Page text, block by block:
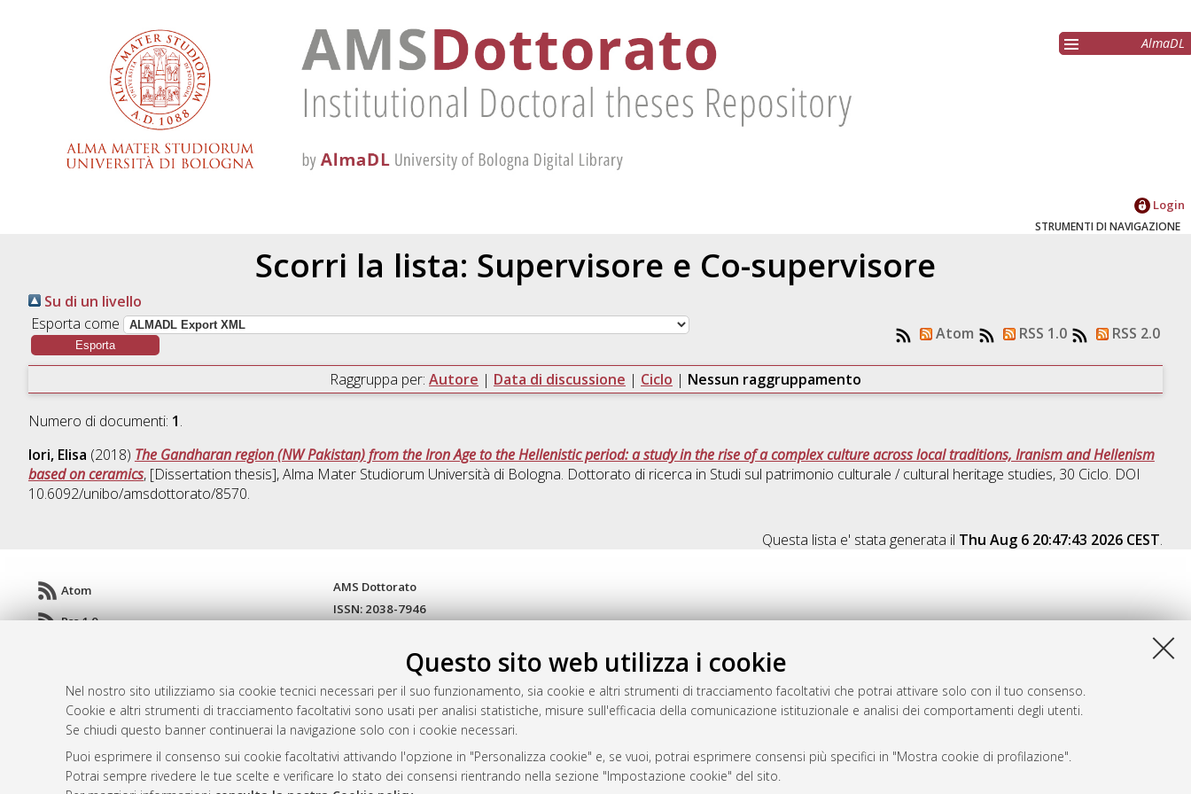
Questo sito web utilizza i cookie
Nel nostro sito utilizziamo sia cookie tecnici necessari per il suo funzionamento, sia cookie e altri strumenti di tracciamento facoltativi che potrai attivare solo con il tuo consenso.
Cookie e altri strumenti di tracciamento facoltativi sono usati per analisi statistiche, misure sull'efficacia della comunicazione istituzionale e analisi dei comportamenti degli utenti.
Se chiudi questo banner continuerai la navigazione solo con i cookie necessari.
Puoi esprimere il consenso sui cookie facoltativi attivando l'opzione in "Personalizza cookie" e, se vuoi, potrai esprimere consensi più specifici in "Mostra cookie di profilazione".
Potrai sempre rivedere le tue scelte e verificare lo stato dei consensi rientrando nella sezione "Impostazione cookie" del sito.
AlmaDL
Login
STRUMENTI DI NAVIGAZIONE
Scorri la lista: Supervisore e Co-supervisore
Su di un livello
Esporta come
Atom RSS 1.0 RSS 2.0
Raggruppa per: Autore | Data di discussione | Ciclo | Nessun raggruppamento
Numero di documenti: 1.
Iori, Elisa (2018) The Gandharan region (NW Pakistan) from the Iron Age to the Hellenistic period: a study in the rise of a complex culture across local traditions, Iranism and Hellenism
based on ceramics, [Dissertation thesis], Alma Mater Studiorum Università di Bologna. Dottorato di ricerca in Studi sul patrimonio culturale / cultural heritage studies, 30 Ciclo. DOI
10.6092/unibo/amsdottorato/8570.
Questa lista e' stata generata il Thu Aug 6 20:47:43 2026 CEST.
Atom
Rss 1.0
AMS Dottorato
ISSN: 2038-7946
Impostazioni Cookie
Informativa sulla privacy
Condizioni d’uso del sito
© ALMA MATER STUDIORUM - Università di Bologna, 2007-2026.